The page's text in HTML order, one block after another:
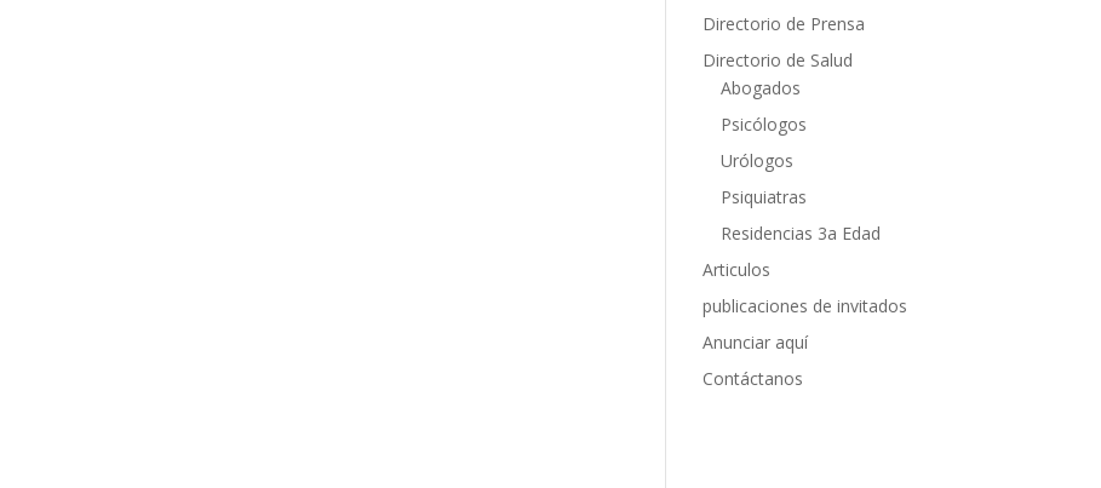
Directorio de Prensa
Directorio de Salud
Abogados
Psicólogos
Urólogos
Psiquiatras
Residencias 3a Edad
Articulos
publicaciones de invitados
Anunciar aquí
Contáctanos